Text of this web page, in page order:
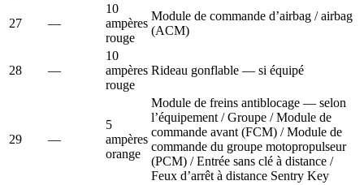
27 —
10
ampères
rouge
Module de commande d’airbag / airbag
(ACM)
28 —
10
ampères
rouge
Rideau gonflable — si équipé
29 —
5
ampères
orange
Module de freins antiblocage — selon
l’équipement / Groupe / Module de
commande avant (FCM) / Module de
commande du groupe motopropulseur
(PCM) / Entrée sans clé à distance /
Feux d’arrêt à distance Sentry Key